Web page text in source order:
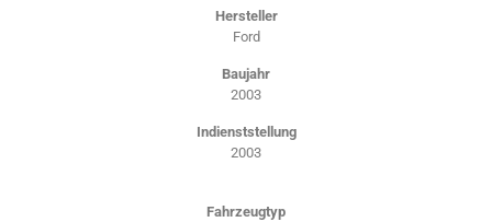
Hersteller
Ford
Baujahr
2003
Indienststellung
2003
Fahrzeugtyp